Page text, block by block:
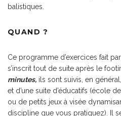
balistiques.
QUAND ?
Ce programme d’exercices fait
s’inscrit tout de suite après le
minutes, ils sont suivis, en
et d’une suite d’éducatifs (école
ou de petits jeux à visée
discipline que vous pratiquez). Il